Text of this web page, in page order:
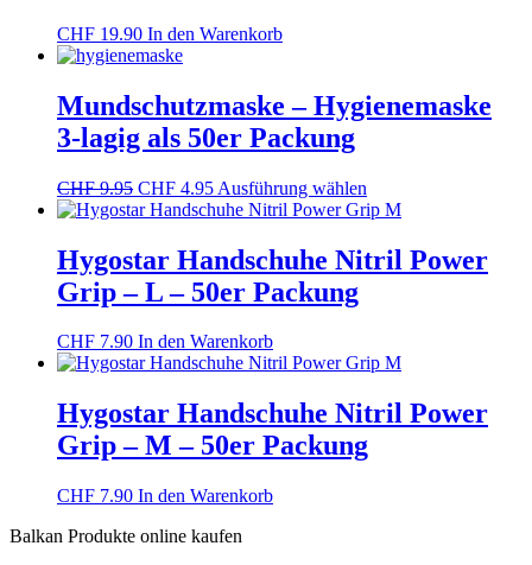
CHF 19.90 In den Warenkorb
Mundschutzmaske – Hygienemaske
3-lagig als 50er Packung
CHF9.95 CHF 4.95 Ausführung wählen
Produkt
mehrere
Varianten
können
auf
der
Produktseite
gewählt
werden
Hygostar Handschuhe Nitril Power
Grip – L – 50er Packung
CHF 7.90 In den Warenkorb
Hygostar Handschuhe Nitril Power
Grip – M – 50er Packung
CHF 7.90 In den Warenkorb
Balkan Produkte online kaufen